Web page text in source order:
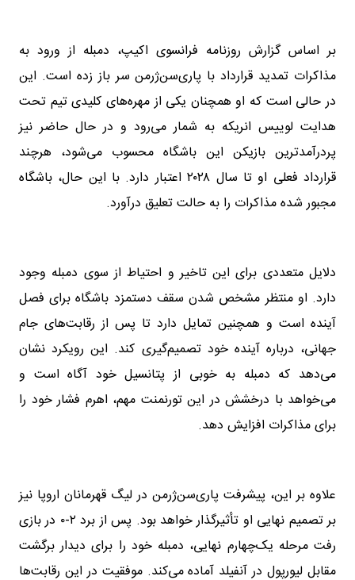
بر اساس گزارش روزنامه فرانسوی اکیپ، دمبله از ورود به
مذاکرات تمدید قرارداد با پاری‌سن‌ژرمن سر باز زده است. این
در حالی است که او همچنان یکی از مهره‌های کلیدی تیم تحت
هدایت لوییس انریکه به شمار می‌رود و در حال حاضر نیز
پردرآمدترین بازیکن این باشگاه محسوب می‌شود، هرچند
قرارداد فعلی او تا سال ۲۰۲۸ اعتبار دارد. با این حال، باشگاه
مجبور شده مذاکرات را به حالت تعلیق درآورد.
دلایل متعددی برای این تاخیر و احتیاط از سوی دمبله وجود
دارد. او منتظر مشخص شدن سقف دستمزد باشگاه برای فصل
آینده است و همچنین تمایل دارد تا پس از رقابت‌های جام
جهانی، درباره آینده خود تصمیم‌گیری کند. این رویکرد نشان
می‌دهد که دمبله به خوبی از پتانسیل خود آگاه است و
می‌خواهد با درخشش در این تورنمنت مهم، اهرم فشار خود را
برای مذاکرات افزایش دهد.
علاوه بر این، پیشرفت پاری‌سن‌ژرمن در لیگ قهرمانان اروپا نیز
بر تصمیم نهایی او تأثیرگذار خواهد بود. پس از برد ۲-۰ در بازی
رفت مرحله یک‌چهارم نهایی، دمبله خود را برای دیدار برگشت
مقابل لیورپول در آنفیلد آماده می‌کند. موفقیت در این رقابت‌ها